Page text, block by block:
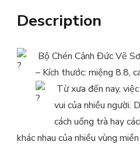
Description
Bộ Chén Cảnh Đức Vẽ
– Kích thước: miệng 8.8,
Từ xưa đến nay,
vui của nhiều người.
cách uống trà hay
khác nhau của nhiều vùng